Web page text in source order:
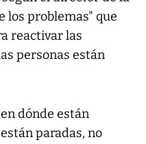
los problemas" que
reactivar las
personas están
dónde están
paradas, no